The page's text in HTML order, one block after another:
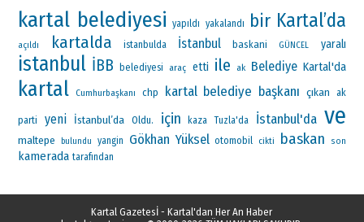
kartal belediyesi yapıldı yakalandı bir Kartal’da
açıldı kartalda istanbulda İstanbul baskani GÜNCEL yaralı
istanbul İBB belediyesi araç etti ile ak Belediye Kartal'da
kartal Cumhurbaşkanı chp kartal belediye başkanı çıkan ak
parti yeni İstanbul’da Oldu. için kaza Tuzla'da İstanbul'da ve
maltepe bulundu yangin Gökhan Yüksel otomobil cikti baskan son
kamerada tarafından
Kartal Gazetesİ - Kartal'dan Her An Haber